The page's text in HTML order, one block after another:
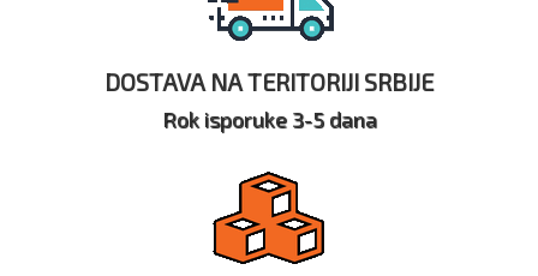
DOSTAVA NA TERITORIJI SRBIJE
Rok isporuke 3-5 dana